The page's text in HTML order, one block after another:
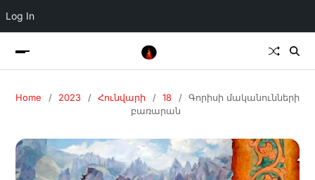
Log In
Home 2023 Հունվարի 18
Գորիսի մականունների
բառարան